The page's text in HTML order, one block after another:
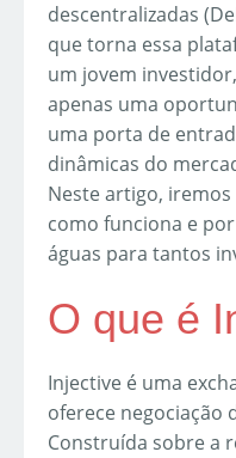
descentralizadas
que torna essa
um jovem
apenas uma
uma porta de
dinâmicas do
Neste artigo,
como funciona e
águas para tantos
O que é
Injective é uma
oferece negociação
Construída sobre a